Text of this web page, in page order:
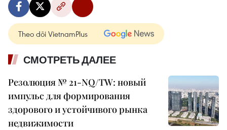
Theo dõi VietnamPlus
СМОТРЕТЬ ДАЛЕЕ
Резолюция № 21-NQ/TW: новый
импульс для формирования
здорового и устойчивого рынка
недвижимости